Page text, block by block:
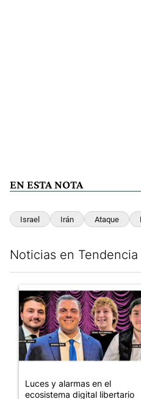
EN ESTA NOTA
Israel Irán Ataque
Noticias en Tendencia
Un artículo de tendencia con
Luces y alarmas en el
ecosistema digital libertario